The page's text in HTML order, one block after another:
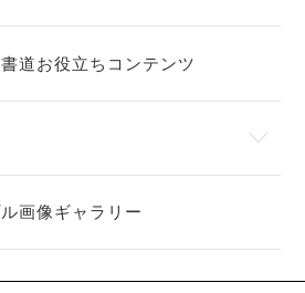
道お役立ちコンテンツ
画像ギャラリー